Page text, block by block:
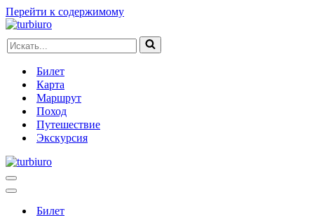
Перейти к содержимому
Искать...
Билет
Карта
Маршрут
Поход
Путешествие
Экскурсия
Меню
навигации
Меню
навигацииБилет